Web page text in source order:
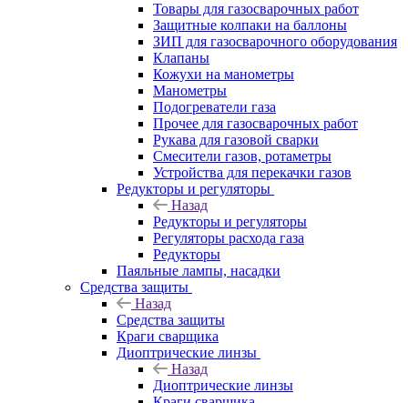
Товары для газосварочных работ
Защитные колпаки на баллоны
ЗИП для газосварочного оборудования
Клапаны
Кожухи на манометры
Манометры
Подогреватели газа
Прочее для газосварочных работ
Рукава для газовой сварки
Смесители газов, ротаметры
Устройства для перекачки газов
Редукторы и регуляторы
Назад
Редукторы и регуляторы
Регуляторы расхода газа
Редукторы
Паяльные лампы, насадки
Средства защиты
Назад
Средства защиты
Краги сварщика
Диоптрические линзы
Назад
Диоптрические линзы